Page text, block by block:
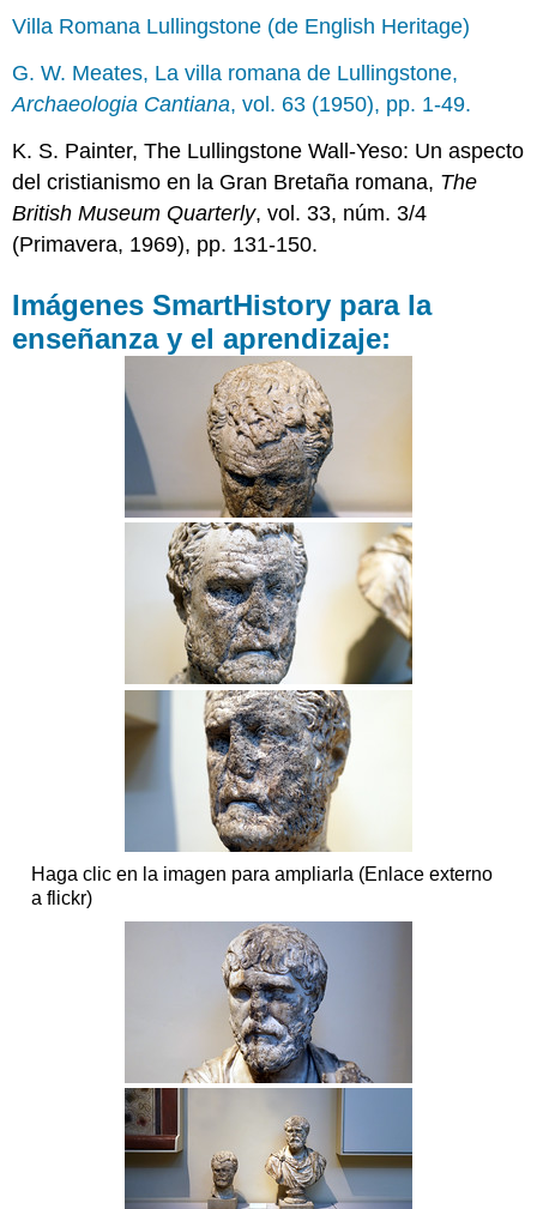
Villa Romana Lullingstone (de English Heritage)
G. W. Meates, La villa romana de Lullingstone,
Archaeologia Cantiana, vol. 63 (1950), pp. 1-49.
K. S. Painter, The Lullingstone Wall-Yeso: Un aspecto
del cristianismo en la Gran Bretaña romana, The
British Museum Quarterly, vol. 33, núm. 3/4
(Primavera, 1969), pp. 131-150.
Imágenes SmartHistory para la
enseñanza y el aprendizaje:
Haga clic en la imagen para ampliarla (Enlace externo
a flickr)